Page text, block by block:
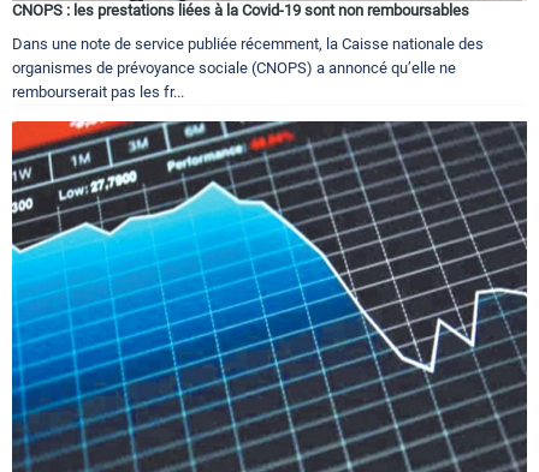
CNOPS : les prestations liées à la Covid-19 sont non remboursables
Dans une note de service publiée récemment, la Caisse nationale des
organismes de prévoyance sociale (CNOPS) a annoncé qu’elle ne
rembourserait pas les fr...